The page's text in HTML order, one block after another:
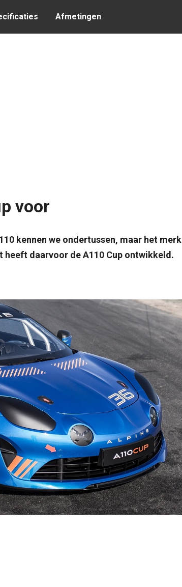
Afmetingen
voor
kennen we ondertussen, maar het merk
daarvoor de A110 Cup ontwikkeld.